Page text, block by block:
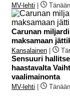
MV-lehti
Carunan
maksamaan
Kansalainen
Sensuuri
haastavalta
vaalimainonta
MV-lehti